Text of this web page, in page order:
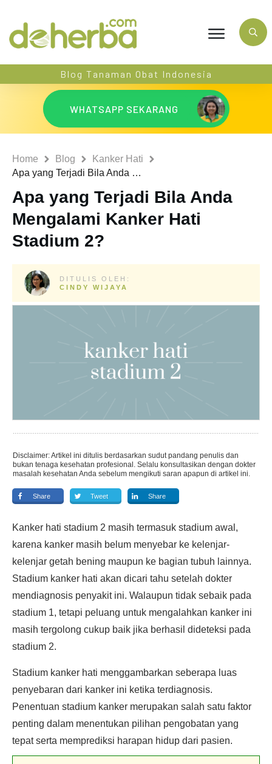
Blog Tanaman Obat Indonesia
WHATSAPP SEKARANG
Home Blog
Kanker Hati
Apa yang Terjadi Bila Anda Mengalami Kanker Hati Stadium 2?
Apa yang Terjadi Bila Anda
Mengalami Kanker Hati
Stadium 2?
DITULIS OLEH:
CINDY WIJAYA
Disclaimer: Artikel ini ditulis berdasarkan sudut pandang penulis dan
bukan tenaga kesehatan profesional. Selalu konsultasikan dengan dokter
masalah kesehatan Anda sebelum mengikuti saran apapun di artikel ini.
Share Tweet Share
Kanker hati stadium 2 masih termasuk stadium awal,
karena kanker masih belum menyebar ke kelenjar-
kelenjar getah bening maupun ke bagian tubuh lainnya.
Stadium kanker hati akan dicari tahu setelah dokter
mendiagnosis penyakit ini. Walaupun tidak sebaik pada
stadium 1, tetapi peluang untuk mengalahkan kanker ini
masih tergolong cukup baik jika berhasil dideteksi pada
stadium 2.
Stadium kanker hati menggambarkan seberapa luas
penyebaran dari kanker ini ketika terdiagnosis.
Penentuan stadium kanker merupakan salah satu faktor
penting dalam menentukan pilihan pengobatan yang
tepat serta memprediksi harapan hidup dari pasien.